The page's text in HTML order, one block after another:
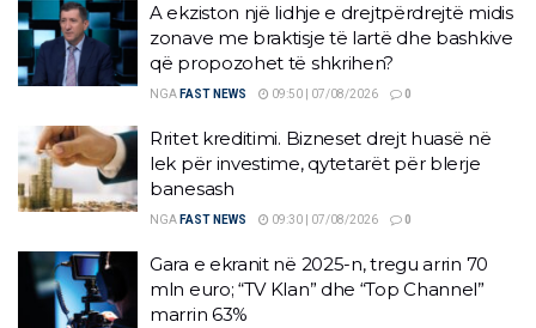
A ekziston një lidhje e drejtpërdrejtë midis
zonave me braktisje të lartë dhe bashkive
që propozohet të shkrihen?
NGA FAST NEWS 09:50 | 07/08/2026 0
Rritet kreditimi. Bizneset drejt huasë në
lek për investime, qytetarët për blerje
banesash
NGA FAST NEWS 09:30 | 07/08/2026 0
Gara e ekranit në 2025-n, tregu arrin 70
mln euro; “TV Klan” dhe “Top Channel”
marrin 63%